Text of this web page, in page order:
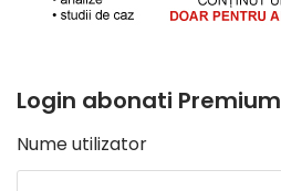
Login abonati Premium
Nume utilizator